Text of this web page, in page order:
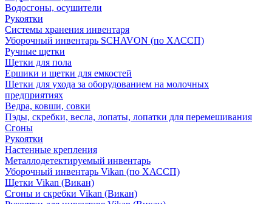
Водосгоны, осушители
Рукоятки
Системы хранения инвентаря
Уборочный инвентарь SCHAVON (по ХАССП)
Ручные щетки
Щетки для пола
Ершики и щетки для емкостей
Щетки для ухода за оборудованием на молочных
предприятиях
Ведра, ковши, совки
Пэды, скребки, весла, лопаты, лопатки для перемешивания
Сгоны
Рукоятки
Настенные крепления
Металлодетектируемый инвентарь
Уборочный инвентарь Vikan (по ХАССП)
Щетки Vikan (Викан)
Сгоны и скребки Vikan (Викан)